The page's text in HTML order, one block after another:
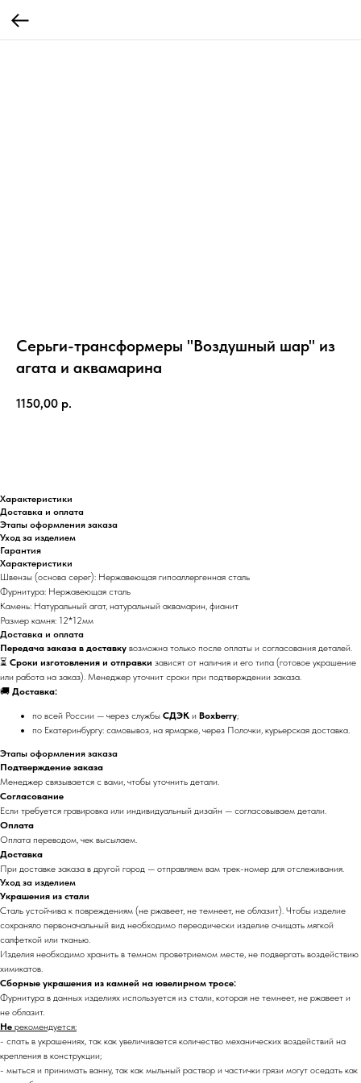
Серьги-трансформеры "Воздушный шар" из
агата и аквамарина
1150,00 р.
Характеристики
Доставка и оплата
Этапы оформления заказа
Уход за изделием
Гарантия
Характеристики
Швензы (основа серег): Нержавеющая гипоаллергенная сталь
Фурнитура: Нержавеющая сталь
Камень: Натуральный агат, натуральный аквамарин, фианит
Размер камня: 12*12мм
Доставка и оплата
Передача заказа в доставку возможна только после оплаты и согласования деталей.
⏳ Сроки изготовления и отправки зависят от наличия и его типа (готовое украшение
или работа на заказ). Менеджер уточнит сроки при подтверждении заказа.
🚚 Доставка:
по всей России — через службы СДЭК и Boxberry;
по Екатеринбургу: самовывоз, на ярмарке, через Полочки, курьерская доставка.
Этапы оформления заказа
Подтверждение заказа
Менеджер связывается с вами, чтобы уточнить детали.
Согласование
Если требуется гравировка или индивидуальный дизайн — согласовываем детали.
Оплата
Оплата переводом, чек высылаем.
Доставка
При доставке заказа в другой город — отправляем вам трек-номер для отслеживания.
Уход за изделием
Украшения из стали
Сталь устойчива к повреждениям (не ржавеет, не темнеет, не облазит). Чтобы изделие
сохраняло первоначальный вид необходимо переодически изделие очищать мягкой
салфеткой или тканью.
Изделия необходимо хранить в темном проветриемом месте, не подвергать воздействию
химикатов.
Сборные украшения из камней на ювелирном тросе:
Фурнитура в данных изделиях используется из стали, которая не темнеет, не ржавеет и
не облазит.
Не рекомендуется:
- спать в украшениях, так как увеличивается количество механических воздействий на
крепления в конструкции;
- мыться и принимать ванну, так как мыльный раствор и частички грязи могут оседать как